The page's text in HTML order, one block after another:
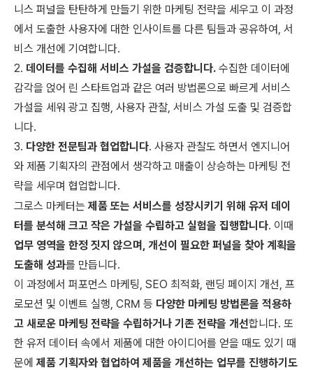
니스 퍼널을 탄탄하게 만들기 위한 마케팅 전략을 세우고 이 과정
에서 도출한 사용자에 대한 인사이트를 다른 팀들과 공유하여, 서
비스 개선에 기여합니다.
2. 데이터를 수집해 서비스 가설을 검증합니다. 수집한 데이터에
감각을 얹어 린 스타트업과 같은 여러 방법론으로 빠르게 서비스
가설을 세워 광고 집행, 사용자 관찰, 서비스 가설 도출 및 검증합
니다.
3. 다양한 전문팀과 협업합니다. 사용자 관찰도 하면서 엔지니어
와 제품 기획자의 관점에서 생각하고 매출이 상승하는 마케팅 전
략을 세우며 협업합니다.
그로스 마케터는 제품 또는 서비스를 성장시키기 위해 유저 데이
터를 분석해 크고 작은 가설을 수립하고 실험을 집행합니다. 이때
업무 영역을 한정 짓지 않으며, 개선이 필요한 퍼널을 찾아 계획을
도출해 성과를 만듭니다.
이 과정에서 퍼포먼스 마케팅, SEO 최적화, 랜딩 페이지 개선, 프
로모션 및 이벤트 실행, CRM 등 다양한 마케팅 방법론을 적용하
고 새로운 마케팅 전략을 수립하거나 기존 전략을 개선합니다. 또
한 유저 데이터 속에서 제품에 대한 아이디어를 얻을 때도 있기 때
문에 제품 기획자와 협업하여 제품을 개선하는 업무를 진행하기도